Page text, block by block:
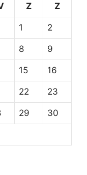
Z Z
1 2
8 9
15 16
22 23
29 30